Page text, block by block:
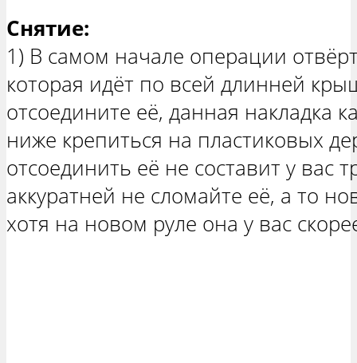
Снятие:
1) В самом начале операции
которая идёт по всей длинней
отсоедините её, данная накладка
ниже крепиться на пластиковых
отсоединить её не составит у вас
аккуратней не сломайте её, а то
хотя на новом руле она у вас